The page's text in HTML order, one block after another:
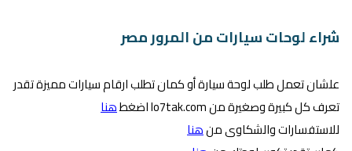
شراء لوحات سيارات من المرور مصر
علشان تعمل طلب لوحة سيارة أو كمان تطلب ارقام سيارات مميزة تقدر
تعرف كل كبيرة وصغيرة من lo7tak.com اضغط
هنا
للاستفسارات والشكاوى منهنا